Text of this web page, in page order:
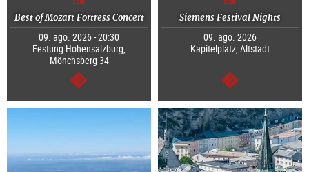
Best of Mozart Fortress Concert
09. ago. 2026 - 20:30
Festung Hohensalzburg,
Mönchsberg 34
segue
Siemens Festival Nights
09. ago. 2026
Kapitelplatz, Altstadt
segue